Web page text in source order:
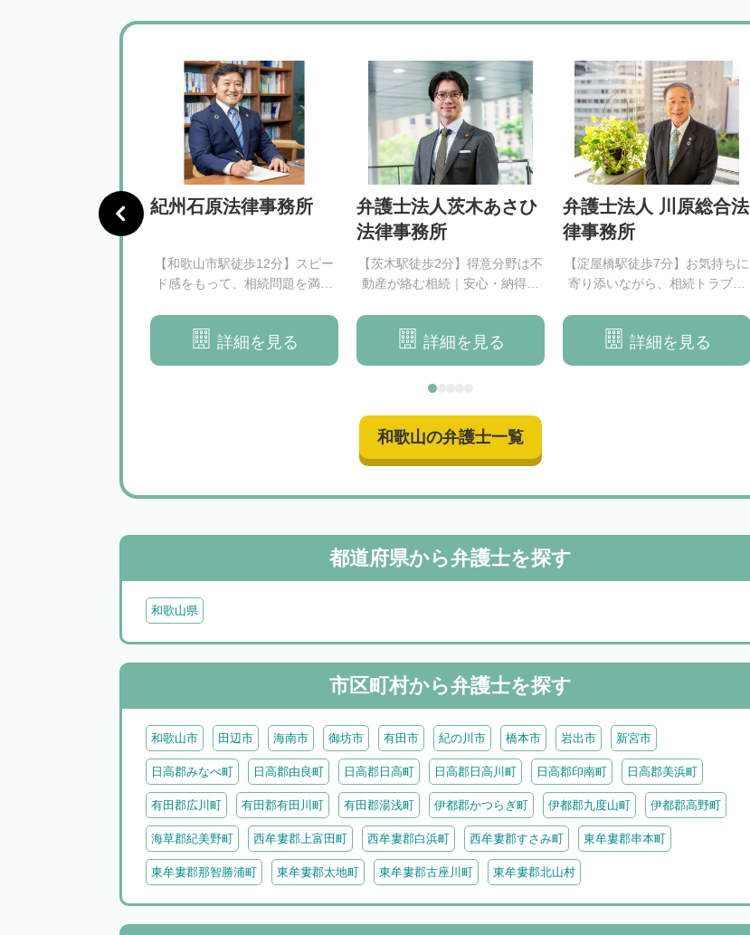
リーン法律事 紀州石原法律事務所
【和歌山市駅徒歩12分】スピー
ド感をもって、相続問題を満足
詳細を見る
弁護士法人茨木あさひ
法律事務所
【茨木駅徒歩2分】得意分野は不
動産が絡む相続｜安心・納得で
詳細を見る
弁護士法人 川原総合法
律事務所
【淀屋橋駅徒歩7分】お気持ちに
寄り添いながら、相続トラブル
詳細を見る
和歌山の弁護士一覧
都道府県から弁護士を探す
和歌山県
市区町村から弁護士を探す
和歌山市 田辺市 海南市 御坊市 有田市 紀の川市 橋本市 岩出市 新宮市
日高郡みなべ町 日高郡由良町 日高郡日高町 日高郡日高川町 日高郡印南町 日高郡美浜町
有田郡広川町 有田郡有田川町 有田郡湯浅町 伊都郡かつらぎ町 伊都郡九度山町 伊都郡高野町
海草郡紀美野町 西牟婁郡上富田町 西牟婁郡白浜町 西牟婁郡すさみ町 東牟婁郡串本町
東牟婁郡那智勝浦町 東牟婁郡太地町 東牟婁郡古座川町 東牟婁郡北山村